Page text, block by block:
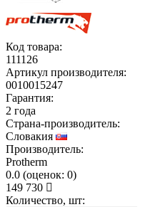
Код товара:
111126
Артикул производителя:
0010015247
Гарантия:
2 года
Страна-производитель:
Словакия
Производитель:
Protherm
0.0 (оценок: 0)
149 730
Количество, шт: